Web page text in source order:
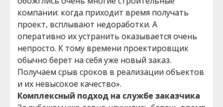
компании: когда приходит время получать
проект, всплывают недоработки. А
оперативно их устранить оказывается очень
непросто. К тому времени проектировщик
обычно берет на себя уже новый заказ.
Получаем срыв сроков в реализации объектов
и их невысокое качество».
Комплексный подход на службе заказчика